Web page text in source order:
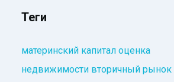
Теги
материнский капитал оценка
недвижимости вторичный рынок